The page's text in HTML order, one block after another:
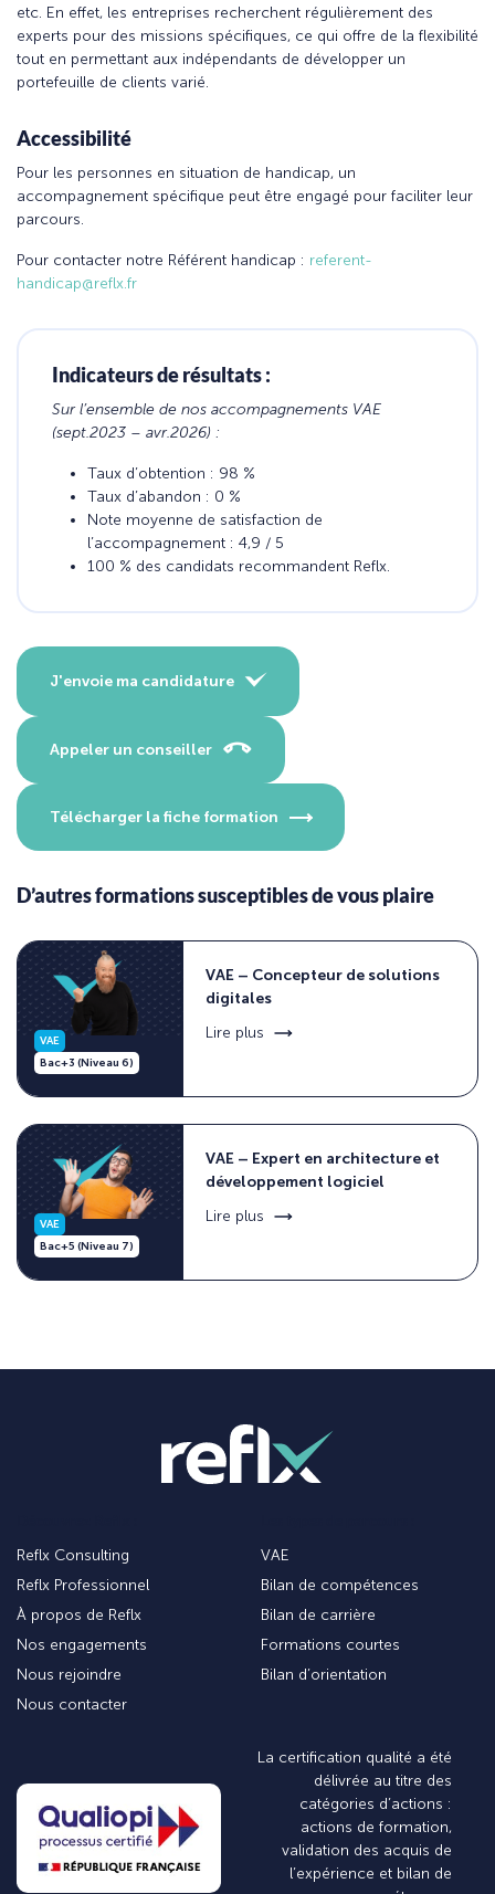
etc. En effet, les entreprises recherchent régulièrement des
experts pour des missions spécifiques, ce qui offre de la flexibilité
tout en permettant aux indépendants de développer un
portefeuille de clients varié.
Accessibilité
Pour les personnes en situation de handicap, un
accompagnement spécifique peut être engagé pour faciliter leur
parcours.
Pour contacter notre Référent handicap : referent-
handicap@reflx.fr
Indicateurs de résultats :
Sur l’ensemble de nos accompagnements VAE
(sept.2023 – avr.2026) :
Taux d’obtention : 98 %
Taux d’abandon : 0 %
Note moyenne de satisfaction de
l’accompagnement : 4,9 / 5
100 % des candidats recommandent Reflx.
J'envoie ma candidature
Appeler un conseiller
Télécharger la fiche formation
D’autres formations susceptibles de vous plaire
VAE
Bac+3 (Niveau 6)
VAE – Concepteur de solutions
digitales
Lire plus
VAE
Bac+5 (Niveau 7)
VAE – Expert en architecture et
développement logiciel
Lire plus
Reflx Consulting
Reflx Professionnel
À propos de Reflx
Nos engagements
Nous rejoindre
Nous contacter
VAE
Bilan de compétences
Bilan de carrière
Formations courtes
Bilan d’orientation
La certification qualité a été
délivrée au titre des
catégories d’actions :
actions de formation,
validation des acquis de
l’expérience et bilan de